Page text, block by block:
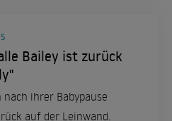
Bailey ist zurück
nach ihrer Babypause
auf der Leinwand.